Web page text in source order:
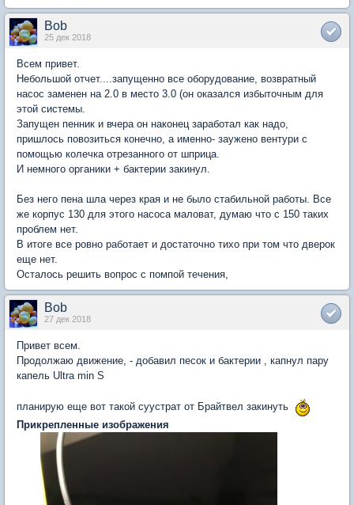
Bob
25 дек 2018
Всем привет.
Небольшой отчет....запущенно все оборудование, возвратный
насос заменен на 2.0 в место 3.0 (он оказался избыточным для
этой системы.
Запущен пенник и вчера он наконец заработал как надо,
пришлось повозиться конечно, а именно- заужено вентури с
помощью колечка отрезанного от шприца.
И немного органики + бактерии закинул.
Без него пена шла через края и не было стабильной работы. Все
же корпус 130 для этого насоса маловат, думаю что с 150 таких
проблем нет.
В итоге все ровно работает и достаточно тихо при том что дверок
еще нет.
Осталось решить вопрос с помпой течения,
Bob
27 дек 2018
Привет всем.
Продолжаю движение, - добавил песок и бактерии , капнул пару
капель Ultra min S
планирую еще вот такой суустрат от Брайтвел закинуть
Прикрепленные изображения